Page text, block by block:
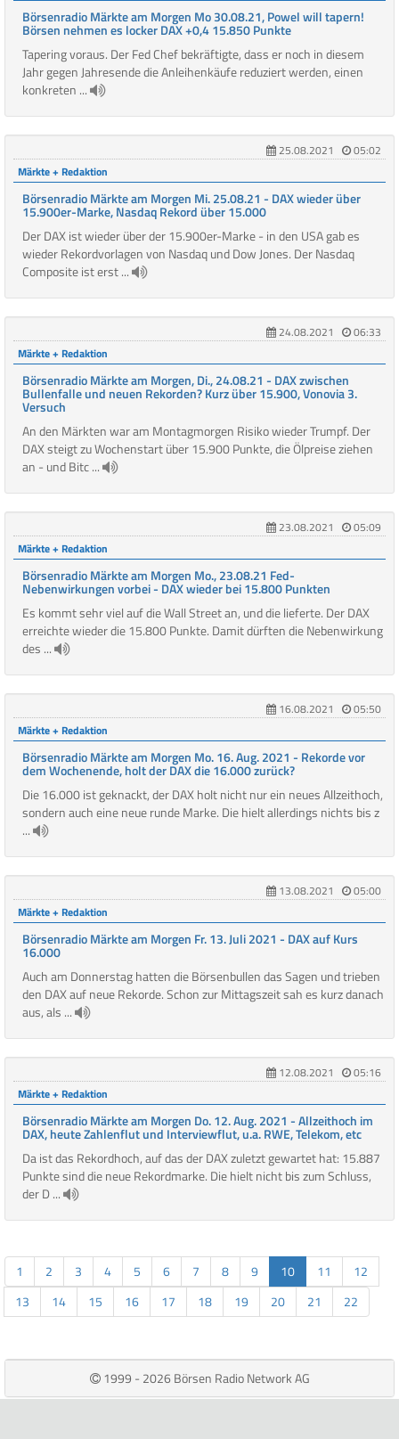
Börsenradio Märkte am Morgen Mo 30.08.21, Powel will tapern!
Börsen nehmen es locker DAX +0,4 15.850 Punkte
Tapering voraus. Der Fed Chef bekräftigte, dass er noch in diesem
Jahr gegen Jahresende die Anleihenkäufe reduziert werden, einen
konkreten ...
25.08.2021
05:02
Märkte + Redaktion
Börsenradio Märkte am Morgen Mi. 25.08.21 - DAX wieder über
15.900er-Marke, Nasdaq Rekord über 15.000
Der DAX ist wieder über der 15.900er-Marke - in den USA gab es
wieder Rekordvorlagen von Nasdaq und Dow Jones. Der Nasdaq
Composite ist erst ...
24.08.2021
06:33
Märkte + Redaktion
Börsenradio Märkte am Morgen, Di., 24.08.21 - DAX zwischen
Bullenfalle und neuen Rekorden? Kurz über 15.900, Vonovia 3.
Versuch
An den Märkten war am Montagmorgen Risiko wieder Trumpf. Der
DAX steigt zu Wochenstart über 15.900 Punkte, die Ölpreise ziehen
an - und Bitc ...
23.08.2021
05:09
Märkte + Redaktion
Börsenradio Märkte am Morgen Mo., 23.08.21 Fed-
Nebenwirkungen vorbei - DAX wieder bei 15.800 Punkten
Es kommt sehr viel auf die Wall Street an, und die lieferte. Der DAX
erreichte wieder die 15.800 Punkte. Damit dürften die Nebenwirkung
des ...
16.08.2021
05:50
Märkte + Redaktion
Börsenradio Märkte am Morgen Mo. 16. Aug. 2021 - Rekorde vor
dem Wochenende, holt der DAX die 16.000 zurück?
Die 16.000 ist geknackt, der DAX holt nicht nur ein neues Allzeithoch,
sondern auch eine neue runde Marke. Die hielt allerdings nichts bis z
...
13.08.2021
05:00
Märkte + Redaktion
Börsenradio Märkte am Morgen Fr. 13. Juli 2021 - DAX auf Kurs
16.000
Auch am Donnerstag hatten die Börsenbullen das Sagen und trieben
den DAX auf neue Rekorde. Schon zur Mittagszeit sah es kurz danach
aus, als ...
12.08.2021
05:16
Märkte + Redaktion
Börsenradio Märkte am Morgen Do. 12. Aug. 2021 - Allzeithoch im
DAX, heute Zahlenflut und Interviewflut, u.a. RWE, Telekom, etc
Da ist das Rekordhoch, auf das der DAX zuletzt gewartet hat: 15.887
Punkte sind die neue Rekordmarke. Die hielt nicht bis zum Schluss,
der D ...
1 2 3 4 5 6 7 8 9 10 11
12
13
14 15 16 17 18 19 20 21 22
1999 - 2026 Börsen Radio Network AG